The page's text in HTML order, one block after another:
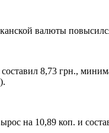
валюты
8,73 грн.,
на 10,89 коп. и